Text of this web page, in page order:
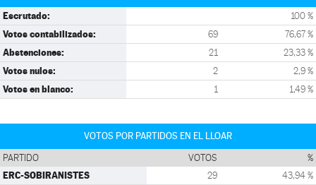
Escrutado: 100 %
Votos contabilizados: 69 76,67 %
Abstenciones: 21 23,33 %
Votos nulos: 2 2,9 %
Votos en blanco: 1 1,49 %
VOTOS POR PARTIDOS EN EL LLOAR
PARTIDO VOTOS %
ERC-SOBIRANISTES 29 43,94 %